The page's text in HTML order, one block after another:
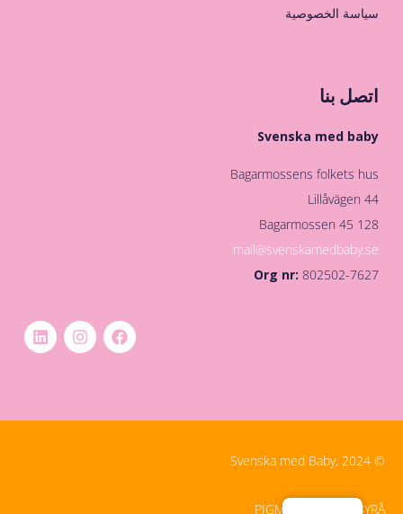
سياسة الخصوصية
اتصل بنا
Svenska med baby
Bagarmossens folkets hus
Lillåvägen 44
128 45 Bagarmossen
mail@svenskamedbaby.se
Org nr:802502-7627
© Svenska med Baby, 2024
PIGMENT DIGITALBYRÅ